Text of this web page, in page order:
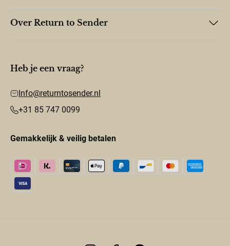
Over Return to Sender
Heb je een vraag?
Info@returntosender.nl
+31 85 747 0099
Gemakkelijk & veilig betalen